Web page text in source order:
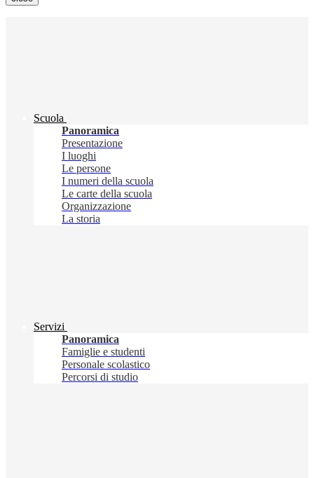
Scuola
Panoramica
Presentazione
I luoghi
Le persone
I numeri della scuola
Le carte della scuola
Organizzazione
La storia
Servizi
Panoramica
Famiglie e studenti
Personale scolastico
Percorsi di studio